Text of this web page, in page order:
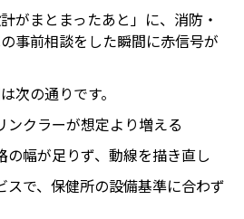
がまとまったあと」に、消防・
事前相談をした瞬間に赤信号が
次の通りです。
ンクラーが想定より増える
の幅が足りず、動線を描き直し
スで、保健所の設備基準に合わず